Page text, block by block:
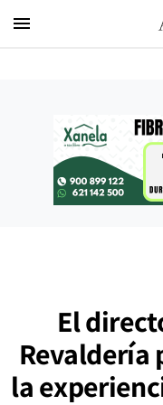
menu
El
Revaldería
la